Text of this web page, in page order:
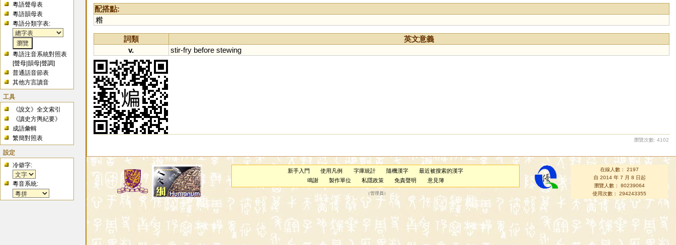
粵語聲母表
粵語韻母表
粵語分類字表:
粵語注音系統對照表
[聲母 |韻母 |聲調]
普通話音節表
其他方言讀音
工具
《說文》全文索引
《讀史方輿紀要》
成語彙輯
繁簡對照表
設定
冷僻字:
粵音系統:
配搭點:
糌
詞類
英文意義
v.
stir-fry before stewing
瀏覽次數: 4102
新手入門 使用凡例 字庫統計 隨機漢字
最近被搜索的漢字
鳴謝
製作單位 私隱政策 免責聲明 意見簿
（管理員 ）
在線人數： 2197
自 2014 年 7 月 8 日起
瀏覽人數： 80239064
使用次數： 294243355